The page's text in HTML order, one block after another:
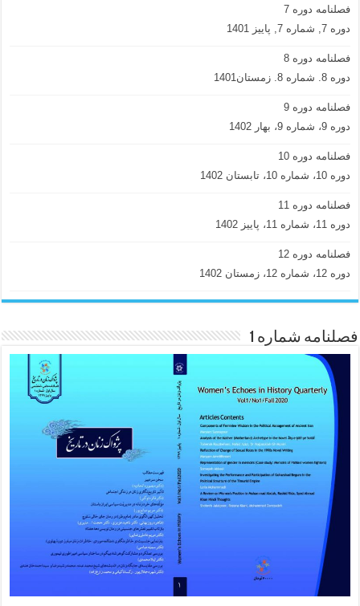
فصلنامه دوره 7
دوره 7, شماره 7, پاییز 1401
فصلنامه دوره 8
دوره 8. شماره 8. زمستان1401
فصلنامه دوره 9
دوره 9، شماره 9، بهار 1402
فصلنامه دوره 10
دوره 10، شماره 10، تابستان 1402
فصلنامه دوره 11
دوره 11، شماره 11، پاییز 1402
فصلنامه دوره 12
دوره 12، شماره 12، زمستان 1402
فصلنامه شماره 1